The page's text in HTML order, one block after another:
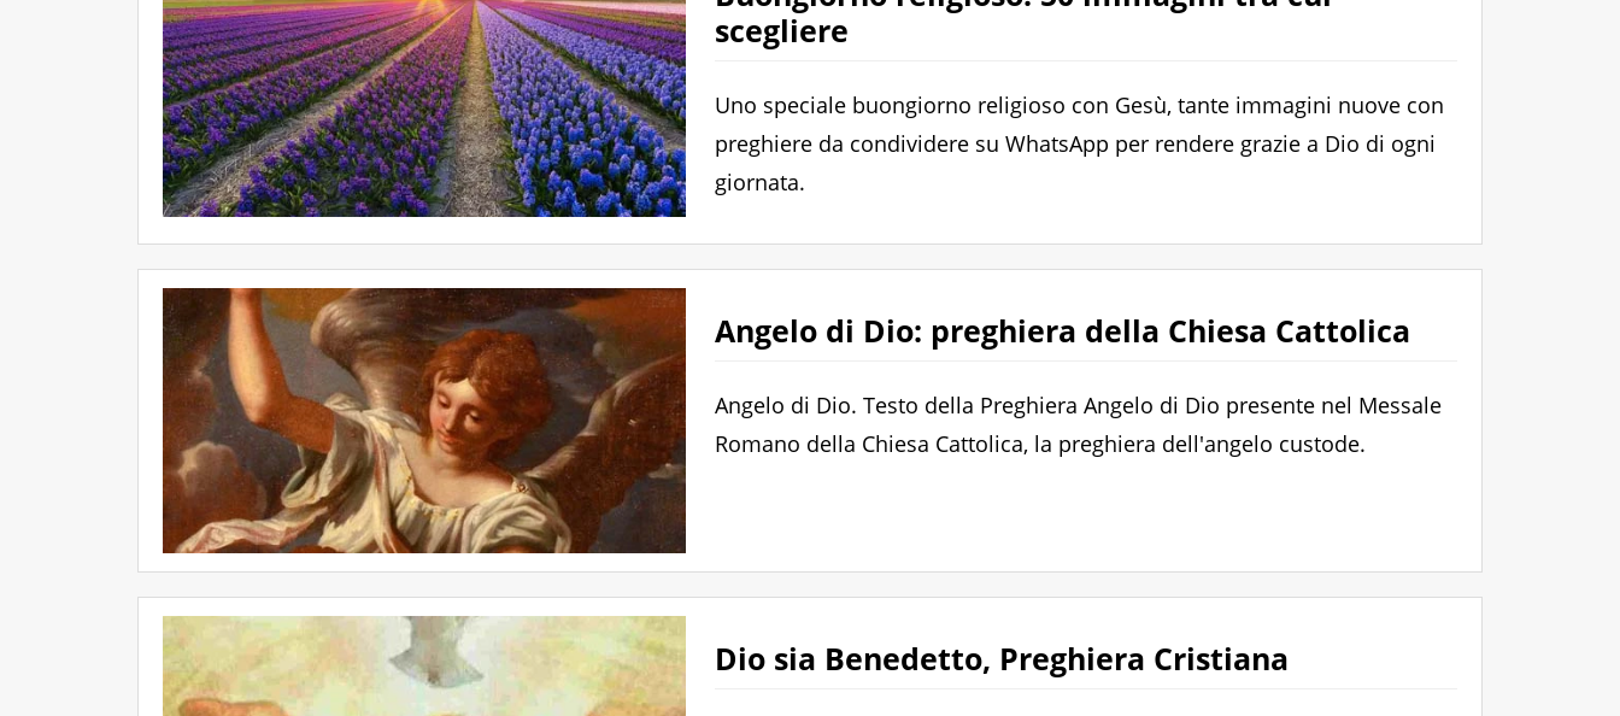
scegliere
Uno speciale buongiorno religioso con Gesù, tante immagini nuove con
preghiere da condividere su WhatsApp per rendere grazie a Dio di ogni
giornata.
Angelo di Dio: preghiera della Chiesa Cattolica
Angelo di Dio. Testo della Preghiera Angelo di Dio presente nel Messale
Romano della Chiesa Cattolica, la preghiera dell'angelo custode.
Dio sia Benedetto, Preghiera Cristiana